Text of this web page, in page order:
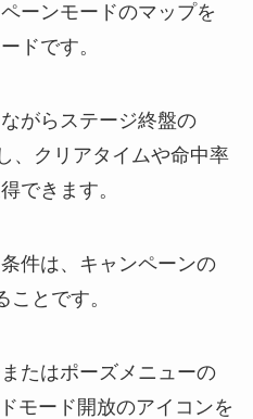
ーンモードのマップを
ドです。
がらステージ終盤の
、クリアタイムや命中率
できます。
件は、キャンペーンの
とです。
たはポーズメニューの
モード開放のアイコンを